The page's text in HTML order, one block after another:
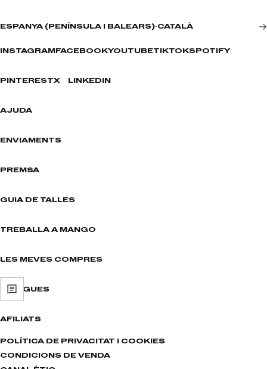
ESPANYA (PENÍNSULA I BALEARS)·CATALÀ
INSTAGRAM FACEBOOKYOUTUBETIKTOKSPOTIFY
PINTERESTX LINKEDIN
AJUDA
ENVIAMENTS
PREMSA
GUIA DE TALLES
TREBALLA A MANGO
LES MEVES COMPRES
BOTIGUES
AFILIATS
POLÍTICA DE PRIVACITAT I COOKIES
CONDICIONS DE VENDA